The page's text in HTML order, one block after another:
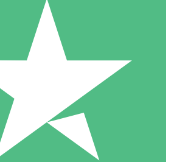
10 Nedladdningar
20 00